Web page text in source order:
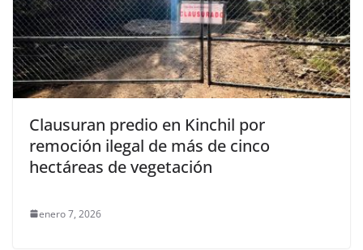
Clausuran predio en Kinchil por
remoción ilegal de más de cinco
hectáreas de vegetación
enero 7, 2026